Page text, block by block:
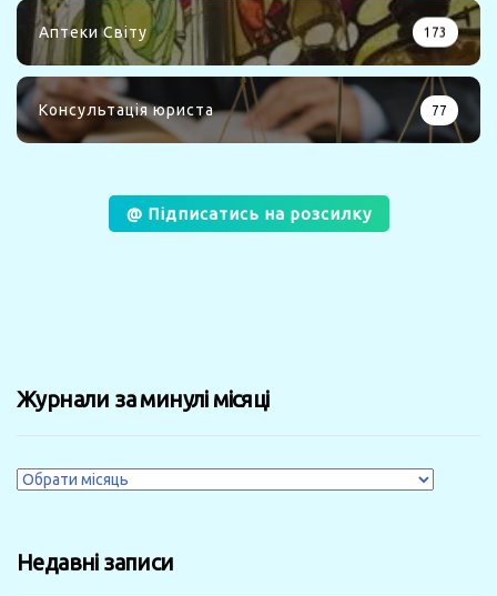
Аптеки Світу 173
Консультація юриста 77
@ Підписатись на розсилку
Журнали за минулі місяці
Журнали
місяці
Недавні записи